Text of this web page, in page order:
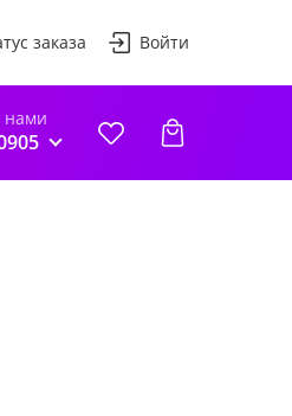
заказа Войти
нами